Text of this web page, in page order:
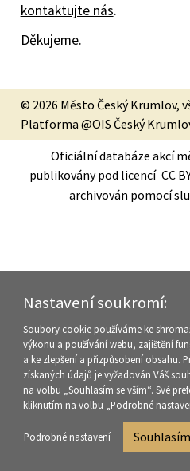
kontaktujte nás.
Děkujeme.
© 2026 Město Český Krumlov,
Platforma @OIS Český
Oficiální databáze akcí
publikovány pod licencí CC
archivován pomocí
Nastavení soukromí:
Soubory cookie používáme ke
výkonu a používání webu, zajištění
a ke zlepšení a přizpůsobení obsahu.
získaných údajů je vyžadován Váš
na volbu „Souhlasím se vším“. Své
kliknutím na volbu „Podrobné
Podrobné nastavení